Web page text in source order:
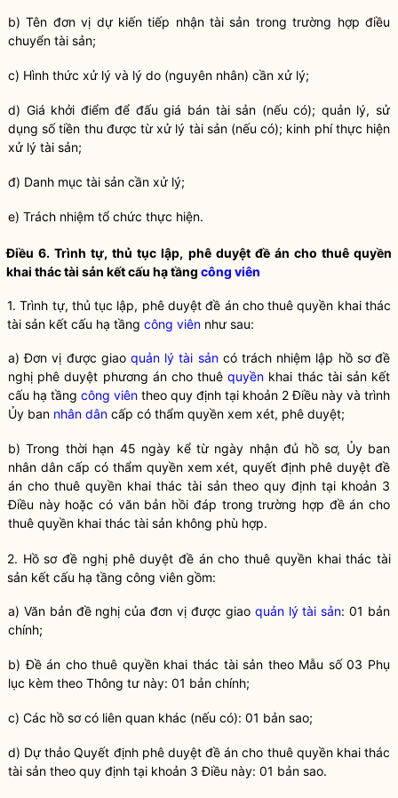
b) Tên đơn vị dự kiến tiếp nhận tài sản trong trường hợp điều
chuyển tài sản;
c) Hình thức xử lý và lý do (nguyên nhân) cần xử lý;
d) Giá khởi điểm để đấu giá bán tài sản (nếu có); quản lý, sử
dụng số tiền thu được từ xử lý tài sản (nếu có); kinh phí thực hiện
xử lý tài sản;
đ) Danh mục tài sản cần xử lý;
e) Trách nhiệm tổ chức thực hiện.
Điều 6. Trình tự, thủ tục lập, phê duyệt đề án cho thuê quyền
khai thác tài sản kết cấu hạ tầng công viên
1. Trình tự, thủ tục lập, phê duyệt đề án cho thuê quyền khai thác
tài sản kết cấu hạ tầng công viên như sau:
a) Đơn vị được giao quản lý tài sảncó trách nhiệm lập hồ sơ đề
nghị phê duyệt phương án cho thuêquyền khai thác tài sản kết
cấu hạ tầng công viên theo quy định tại khoản 2 Điều này và trình
Ủy ban nhân dân cấp có thẩm quyền xem xét, phê duyệt;
b) Trong thời hạn 45 ngày kể từ ngày nhận đủ hồ sơ, Ủy ban
nhân dâncấp có thẩm quyềnxem xét, quyết định phê duyệt đề
án cho thuê quyền khai thác tài sản theo quy định tại khoản 3
Điều này hoặc có văn bản hồi đáp trong trường hợp đề án cho
thuê quyền khai thác tài sản không phù hợp.
2. Hồ sơ đề nghị phê duyệt đề án cho thuê quyền khai thác tài
sản kết cấu hạ tầng công viên gồm:
a) Văn bản đề nghị của đơn vị được giao quản lý tài sản: 01 bản
chính;
b) Đề án cho thuê quyền khai thác tài sản theo Mẫu số 03 Phụ
lục kèm theo Thông tư này: 01 bản chính;
c) Các hồ sơ có liên quan khác (nếu có): 01 bản sao;
d) Dự thảo Quyết định phê duyệt đề án cho thuê quyền khai thác
tài sản theo quy định tại khoản 3 Điều này: 01 bản sao.